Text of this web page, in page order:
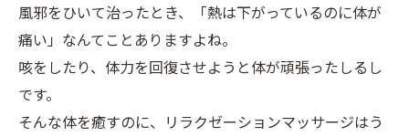
風邪をひいて治ったとき、「熱は下がっているのに体が
痛い」なんてことありますよね。
咳をしたり、体力を回復させようと体が頑張ったしるし
です。
そんな体を癒すのに、リラクゼーションマッサージはう